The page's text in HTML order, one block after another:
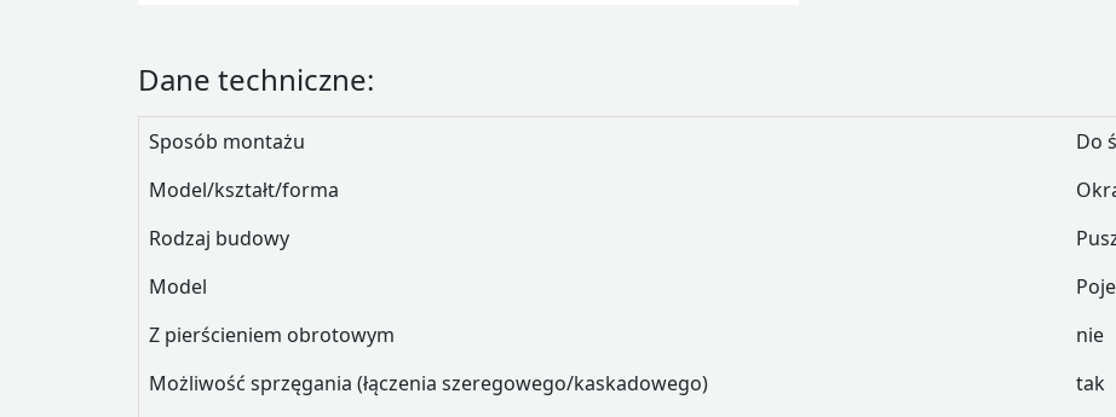
Dane techniczne:
Sposób montażu
Do
Model/kształt/forma
Rodzaj budowy
Model
Z pierścieniem obrotowym
nie
Możliwość sprzęgania (łączenia szeregowego/kaskadowego)
tak